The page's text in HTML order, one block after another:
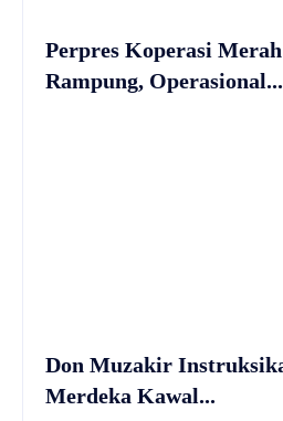
Perpres Koperasi
Rampung, Operasional...
Don Muzakir
Merdeka Kawal...